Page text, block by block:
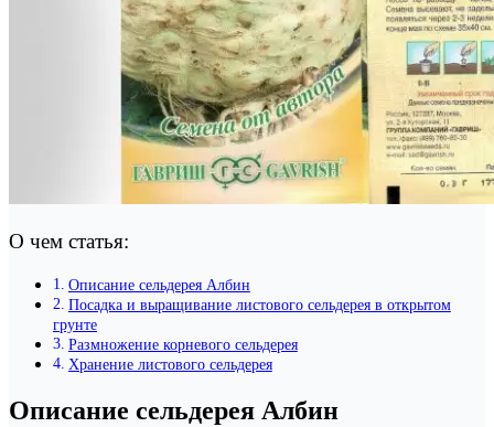
О чем статья:
Описание сельдерея Албин
Посадка и выращивание листового сельдерея в открытом
грунте
Размножение корневого сельдерея
Хранение листового сельдерея
Описание сельдерея Албин